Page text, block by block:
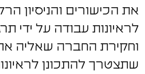
את הכישורים והניסיון
לראיונות עבודה על ידי
וחקירת החברה שאליה
שתצטרך להתכונן